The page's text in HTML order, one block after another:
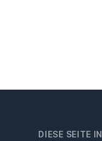
DIESE SEITE